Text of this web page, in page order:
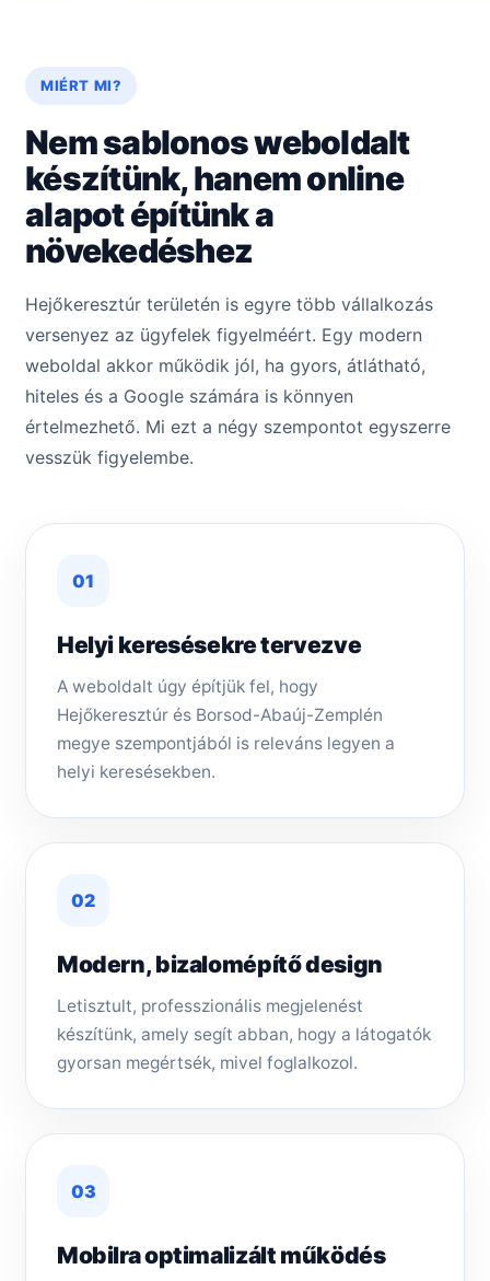
MIÉRT MI?
Nem sablonos weboldalt
készítünk, hanem online
alapot építünk a
növekedéshez
Hejőkeresztúr területén is egyre több vállalkozás
versenyez az ügyfelek figyelméért. Egy modern
weboldal akkor működik jól, ha gyors, átlátható,
hiteles és a Google számára is könnyen
értelmezhető. Mi ezt a négy szempontot egyszerre
vesszük figyelembe.
01
Helyi keresésekre tervezve
A weboldalt úgy építjük fel, hogy
Hejőkeresztúr és Borsod-Abaúj-Zemplén
megye szempontjából is releváns legyen a
helyi keresésekben.
02
Modern, bizalomépítő design
Letisztult, professzionális megjelenést
készítünk, amely segít abban, hogy a látogatók
gyorsan megértsék, mivel foglalkozol.
03
Mobilra optimalizált működés